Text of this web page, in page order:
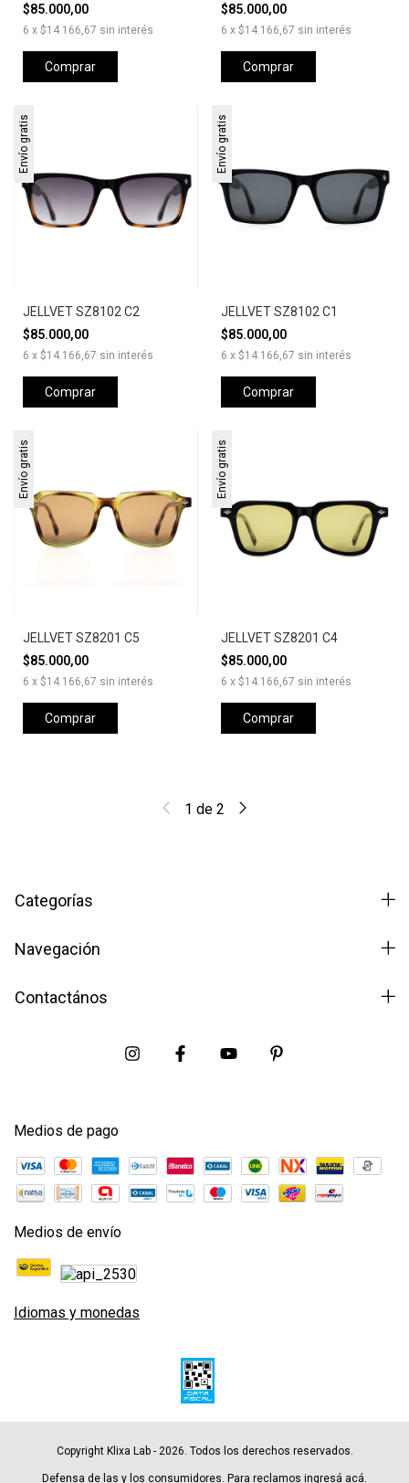
$85.000,00
6 x $14.166,67 sin interés
Comprar
$85.000,00
6 x $14.166,67 sin interés
Comprar
Envío gratis
JELLVET SZ8102 C2
$85.000,00
6 x $14.166,67 sin interés
Comprar
Envío gratis
JELLVET SZ8102 C1
$85.000,00
6 x $14.166,67 sin interés
Comprar
Envío gratis
JELLVET SZ8201 C5
$85.000,00
6 x $14.166,67 sin interés
Comprar
Envío gratis
JELLVET SZ8201 C4
$85.000,00
6 x $14.166,67 sin interés
Comprar
1 de 2
Categorías
Navegación
Contactános
Medios de pago
Medios de envío
Idiomas y monedas
Copyright Klixa Lab - 2026. Todos los derechos reservados.
Defensa de las y los consumidores. Para reclamos ingresá acá.